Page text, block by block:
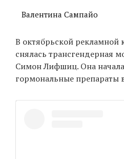
Валентина Сампайо
В октябрьской рекламной
снялась трансгендерная
Симон Лифшиц. Она
гормональные препараты